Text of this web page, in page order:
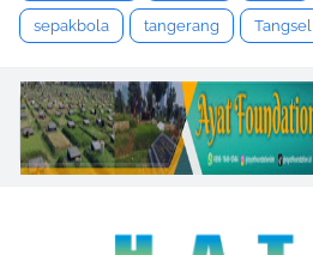
sepakbola tangerang Tangsel